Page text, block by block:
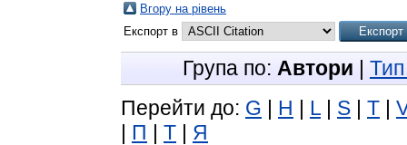
Вгору на рівень
Експорт в
Група по: Автори |
Перейти до: G | H | L | S | T |
| П | Т | Я